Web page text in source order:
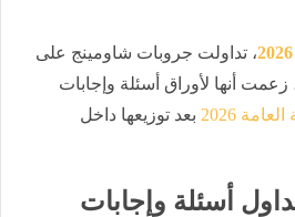
، تداولت جروبات شاومينج على
أنها لأوراق أسئلة وإجابات
2026
بعد توزيعها داخل
أسئلة وإجابات